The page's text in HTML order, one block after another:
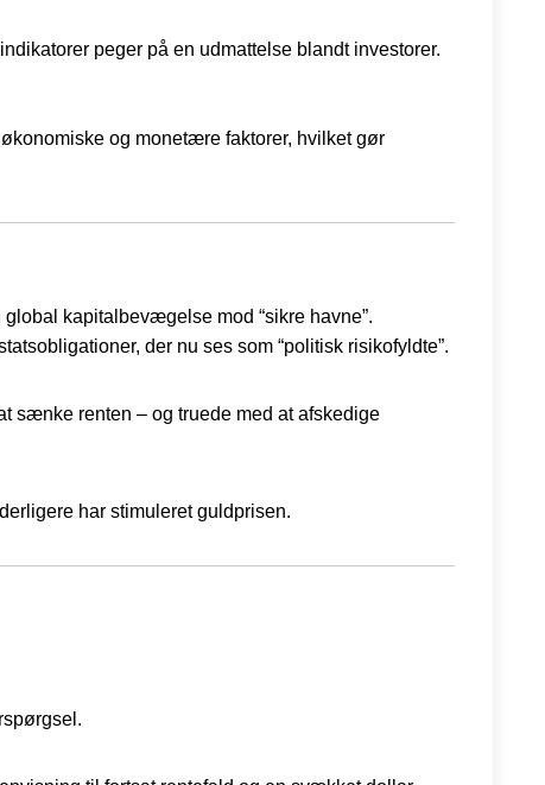
peger på en udmattelse blandt investorer.
og monetære faktorer, hvilket gør
kapitalbevægelse mod “sikre havne”.
der nu ses som “politisk risikofyldte”.
sænke renten – og truede med at afskedige
har stimuleret guldprisen.